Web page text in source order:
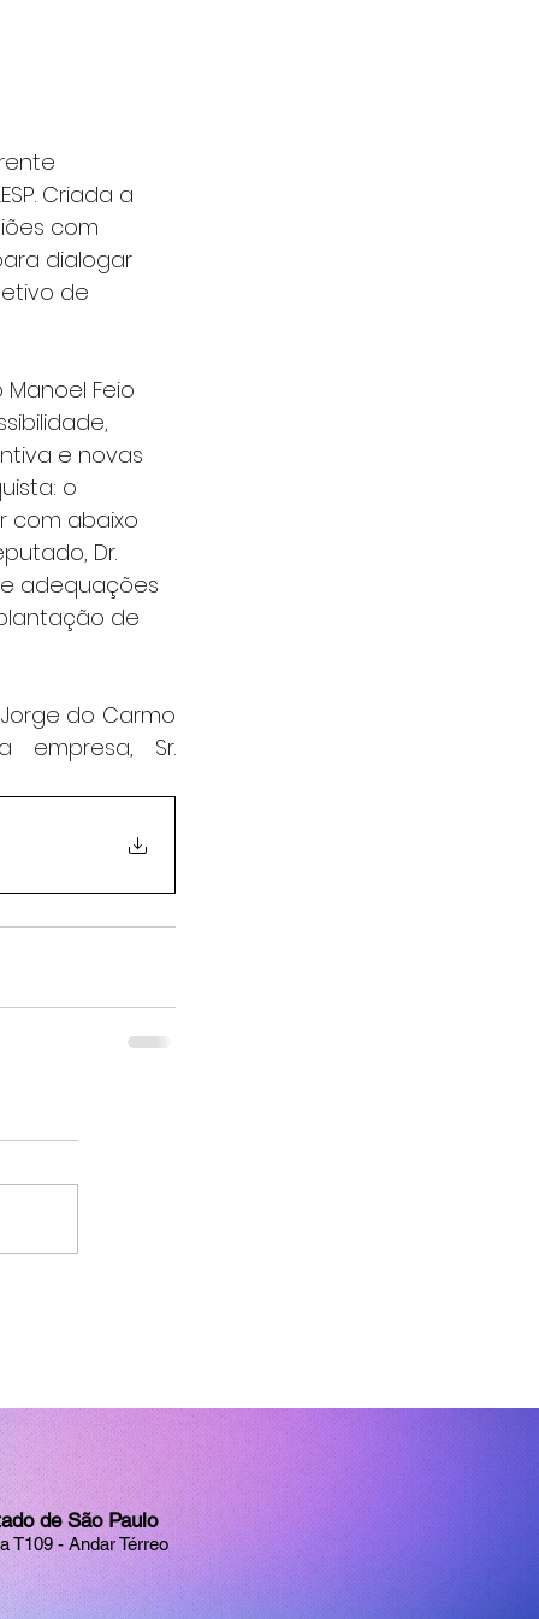
Criada a
com
dialogar
de
Feio
e novas
o
com abaixo
Dr.
adequações
de
do Carmo
empresa, Sr.
de São Paulo
T109 - Andar Térreo